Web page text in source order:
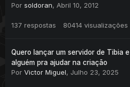
Por soldoran, Abril 10, 2012
137 respostas 80414 visualizações
Quero lançar um servidor de Tibia
alguém pra ajudar na criação
Por Victor Miguel, Julho 23, 2025